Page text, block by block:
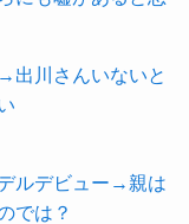
出川さんいないと
ルデビュー→親は
では？